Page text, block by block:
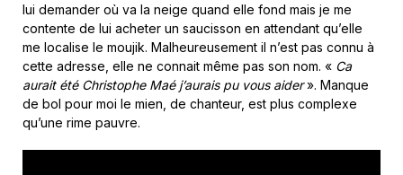
lui demander où va la neige quand elle fond mais je me
contente de lui acheter un saucisson en attendant qu’elle
me localise le moujik. Malheureusement il n’est pas connu à
cette adresse, elle ne connait même pas son nom. « Ca
aurait été Christophe Maé j’aurais pu vous aider». Manque
de bol pour moi le mien, de chanteur, est plus complexe
qu’une rime pauvre.